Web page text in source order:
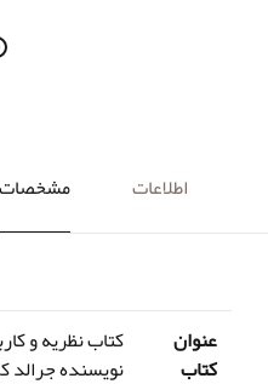
اطلاعات مشخصات
عنوان
کتاب
کتاب نظریه و
نویسنده